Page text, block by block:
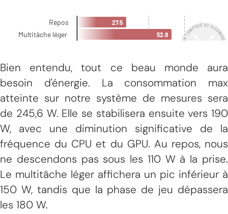
Bien entendu, tout ce beau monde aura
besoin d'énergie. La consommation max
atteinte sur notre système de mesures sera
de 245,6 W. Elle se stabilisera ensuite vers 190
W, avec une diminution significative de la
fréquence du CPU et du GPU. Au repos, nous
ne descendons pas sous les 110 W à la prise.
Le multitâche léger affichera un pic inférieur à
150 W, tandis que la phase de jeu dépassera
les 180 W.